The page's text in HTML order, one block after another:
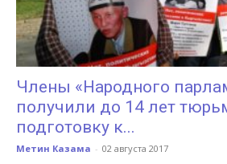
Члены «Народного
получили до 14 лет
подготовку к...
Метин Казама - 02 августа 2017